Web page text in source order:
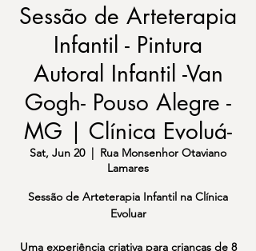
Sessão de Arteterapia
Infantil - Pintura
Autoral Infantil -Van
Gogh- Pouso Alegre -
MG | Clínica Evoluá-
Sat, Jun 20
  |
Rua Monsenhor Otaviano
Lamares
Sessão de Arteterapia Infantil na Clínica
Evoluar
Uma experiência criativa para crianças de 8